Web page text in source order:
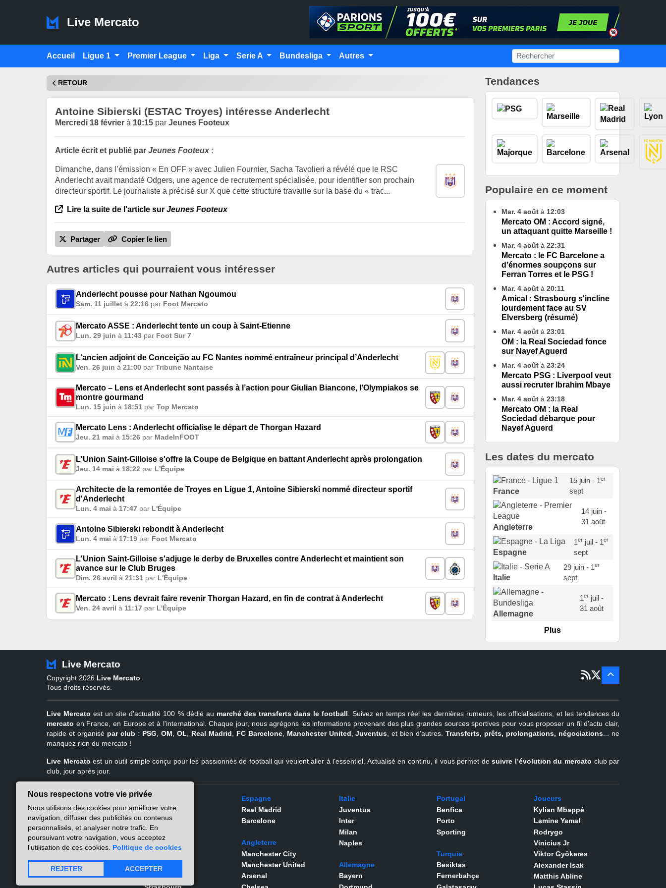
Live Mercato
Accueil Ligue 1 Premier League Liga Serie A Bundesliga Autres
RETOUR
Antoine Sibierski (ESTAC Troyes) intéresse Anderlecht
Mercredi 18 février à 10:15 par Jeunes Footeux
Article écrit et publié par Jeunes Footeux :
Dimanche, dans l’émission « En OFF » avec Julien Fournier, Sacha Tavolieri a révélé que le RSC
Anderlecht avait mandaté Odgers, une agence de recrutement spécialisée, pour identifier son prochain
directeur sportif. Le journaliste a précisé sur X que cette structure travaille sur la base du « trac...
Lire la suite de l'article sur Jeunes Footeux
Partager Copier le lien
Autres articles qui pourraient vous intéresser
Anderlecht pousse pour Nathan Ngoumou
Sam. 11 juillet à 22:16 par Foot Mercato
Mercato ASSE : Anderlecht tente un coup à Saint-Etienne
Lun. 29 juin à 11:43 par Foot Sur 7
L’ancien adjoint de Conceição au FC Nantes nommé entraîneur principal d’Anderlecht
Ven. 26 juin à 21:00 par Tribune Nantaise
Mercato – Lens et Anderlecht sont passés à l’action pour Giulian Biancone, l’Olympiakos se
montre gourmand
Lun. 15 juin à 18:51 par Top Mercato
Mercato Lens : Anderlecht officialise le départ de Thorgan Hazard
Jeu. 21 mai à 15:26 par MadeInFOOT
L'Union Saint-Gilloise s'offre la Coupe de Belgique en battant Anderlecht après prolongation
Jeu. 14 mai à 18:22 par L'Équipe
Architecte de la remontée de Troyes en Ligue 1, Antoine Sibierski nommé directeur sportif
d'Anderlecht
Lun. 4 mai à 17:47 par L'Équipe
Antoine Sibierski rebondit à Anderlecht
Lun. 4 mai à 17:19 par Foot Mercato
L'Union Saint-Gilloise s'adjuge le derby de Bruxelles contre Anderlecht et maintient son
avance sur le Club Bruges
Dim. 26 avril à 21:31 par L'Équipe
Mercato : Lens devrait faire revenir Thorgan Hazard, en fin de contrat à Anderlecht
Ven. 24 avril à 11:17 par L'Équipe
Tendances
Populaire en ce moment
Mar. 4 août à 12:03
Mercato OM : Accord signé,
un attaquant quitte Marseille !
Mar. 4 août à 22:31
Mercato : le FC Barcelone a
d’énormes soupçons sur
Ferran Torres et le PSG !
Mar. 4 août à 20:11
Amical : Strasbourg s'incline
lourdement face au SV
Elversberg (résumé)
Mar. 4 août à 23:01
OM : la Real Sociedad fonce
sur Nayef Aguerd
Mar. 4 août à 23:24
Mercato PSG : Liverpool veut
aussi recruter Ibrahim Mbaye
Mar. 4 août à 23:18
Mercato OM : la Real
Sociedad débarque pour
Nayef Aguerd
Les dates du mercato
France
15 juin - 1er
sept
Angleterre
14 juin -
31 août
Espagne
1erjuil - 1er
sept
Italie
29 juin - 1er
sept
Allemagne
1erjuil -
31 août
Portugal
15 sept
sept
Turquie
sept
Belgique
er
juil -
31 août
Plus
Live Mercato
Copyright 2026 Live Mercato
Tous droits réservés.
Live Mercato est un site d'actualité 100 % dédié au marché des transferts dans le football . Suivez en temps réel les dernières rumeurs, les officialisations, et les tendances du
mercato en France, en Europe et à l'international. Chaque jour, nous agrégons les informations provenant des plus grandes sources sportives pour vous proposer un fil d'actu clair,
rapide et organisé par club : PSG OM OL Real Madrid FC Barcelone, Manchester United ,Juventus , et bien d'autres.Transferts, prêts, prolongations, négociations ... ne
manquez rien du mercato !
Live Mercato est un outil simple conçu pour les passionnés de football qui veulent aller à l'essentiel. Actualisé en continu, il vous permet desuivre l’évolution du mercato club par
club, jour après jour.
Live Mercato
A propos
Nous contacter
Mentions légales
Atlas des flux RSS
Ligue 1
PSG
Marseille
Lyon
Lille
Nantes
Rennes
Espagne
Real Madrid
Barcelone
Angleterre
Manchester City
Manchester United
Arsenal
Italie
Juventus
Inter
Milan
Naples
Allemagne
Bayern
Portugal
Benfica
Porto
Sporting
Turquie
Besiktas
Fernerbahçe
Joueurs
Kylian Mbappé
Lamine Yamal
Rodrygo
Vinicius Jr
Viktor Gyökeres
Alexander Isak
Matthis Abline
Nous respectons votre vie privée
Nous utilisons des cookies pour améliorer votre
navigation, diffuser des publicités ou contenus
personnalisés, et analyser notre trafic. En
poursuivant votre navigation, vous acceptez
l'utilisation de ces cookies. Politique de cookies
REJETER ACCEPTER